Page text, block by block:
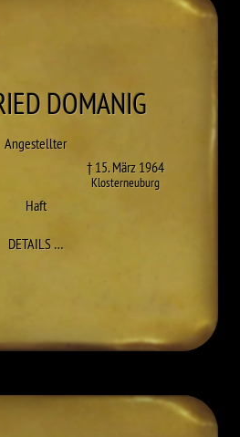
DOMANIG
Angestellter
† 15. März 1964
Klosterneuburg
Haft
DETAILS…ZU GOTTFRIED DOMANIG